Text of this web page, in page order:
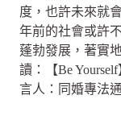
度，也許未來就
年前的社會或許
蓬勃發展，著實
讀：【Be
言人：同婚專法